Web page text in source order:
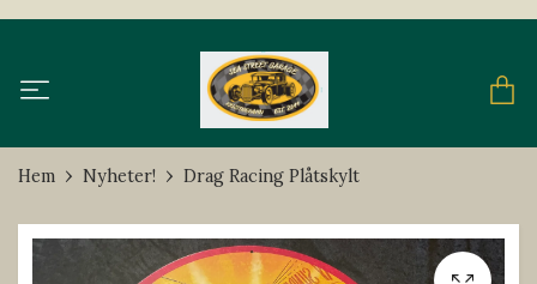
Hem Nyheter! Drag Racing Plåtskylt